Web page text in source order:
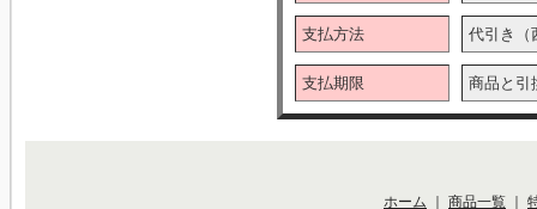
支払方法 代引き（
支払期限 商品と引
ホーム ｜ 商品一覧 ｜